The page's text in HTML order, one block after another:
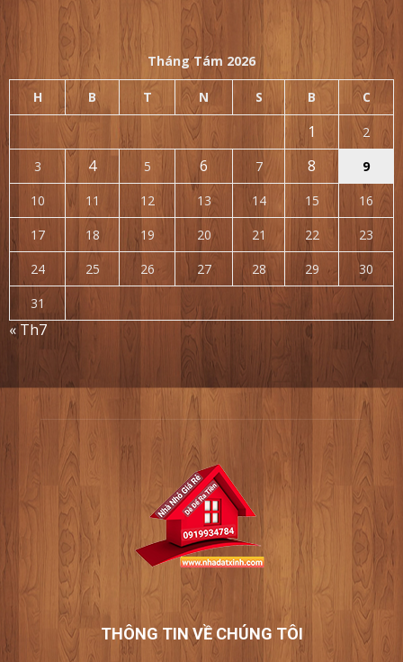
Tháng Tám 2026
H B T N S B C
1
2
3
4 5 6 7 8
9
10
11 12 13 14 15
16
17
18 19 20 21 22
23
24
25 26 27 28 29
30
31
« Th7
THÔNG TIN VỀ CHÚNG TÔI